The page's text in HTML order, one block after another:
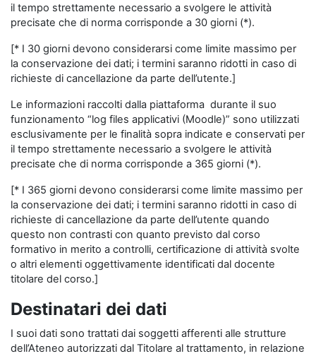
il tempo strettamente necessario a svolgere le attività
precisate che di norma corrisponde a 30 giorni (*).
[* I 30 giorni devono considerarsi come limite massimo per
la conservazione dei dati; i termini saranno ridotti in caso di
richieste di cancellazione da parte dell’utente.]
Le informazioni raccolti dalla piattaforma durante il suo
funzionamento “log files applicativi (Moodle)” sono utilizzati
esclusivamente per le finalità sopra indicate e conservati per
il tempo strettamente necessario a svolgere le attività
precisate che di norma corrisponde a 365 giorni (*).
[* I 365 giorni devono considerarsi come limite massimo per
la conservazione dei dati; i termini saranno ridotti in caso di
richieste di cancellazione da parte dell’utente quando
questo non contrasti con quanto previsto dal corso
formativo in merito a controlli, certificazione di attività svolte
o altri elementi oggettivamente identificati dal docente
titolare del corso.]
Destinatari dei dati
I suoi dati sono trattati dai soggetti afferenti alle strutture
dell’Ateneo autorizzati dal Titolare al trattamento, in relazione